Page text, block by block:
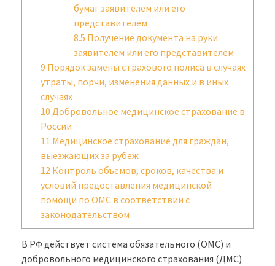
бумаг заявителем или его
представителем
8.5 Получение документа на руки
заявителем или его представителем
9 Порядок замены страхового полиса в случаях
утраты, порчи, изменения данных и в иных
случаях
10 Добровольное медицинское страхование в
России
11 Медицинское страхование для граждан,
выезжающих за рубеж
12 Контроль объемов, сроков, качества и
условий предоставления медицинской
помощи по ОМС в соответствии с
законодательством
В РФ действует система обязательного (ОМС) и
добровольного медицинского страхования (ДМС)